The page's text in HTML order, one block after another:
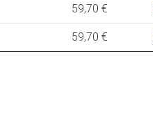
59,70 €
59,70 €